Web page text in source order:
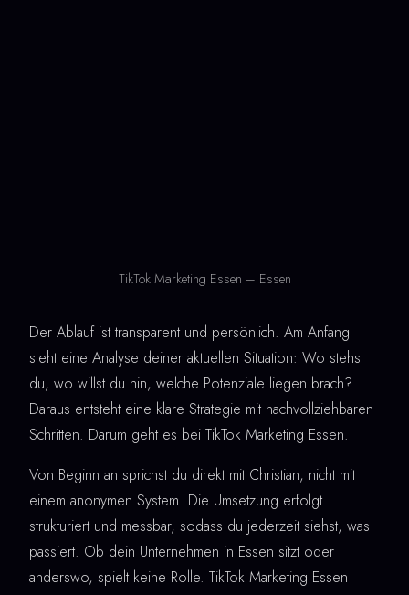
TikTok Marketing Essen – Essen
Der Ablauf ist transparent und persönlich. Am Anfang
steht eine Analyse deiner aktuellen Situation: Wo stehst
du, wo willst du hin, welche Potenziale liegen brach?
Daraus entsteht eine klare Strategie mit nachvollziehbaren
Schritten. Darum geht es bei TikTok Marketing Essen.
Von Beginn an sprichst du direkt mit Christian, nicht mit
einem anonymen System. Die Umsetzung erfolgt
strukturiert und messbar, sodass du jederzeit siehst, was
passiert. Ob dein Unternehmen in Essen sitzt oder
anderswo, spielt keine Rolle. TikTok Marketing Essen